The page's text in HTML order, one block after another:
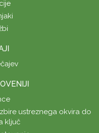
ustreznega okvira do
ključ